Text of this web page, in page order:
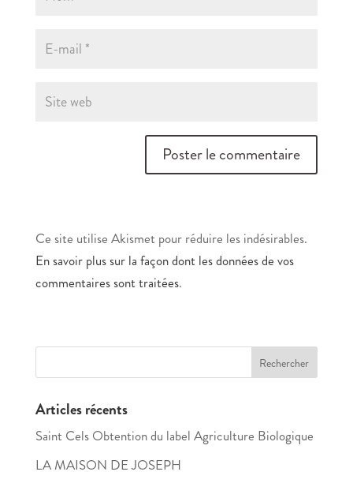
Ce site utilise Akismet pour réduire les indésirables.
En savoir plus sur la façon dont les données de vos
commentaires sont traitées.
Articles récents
Saint Cels Obtention du label Agriculture Biologique
LA MAISON DE JOSEPH